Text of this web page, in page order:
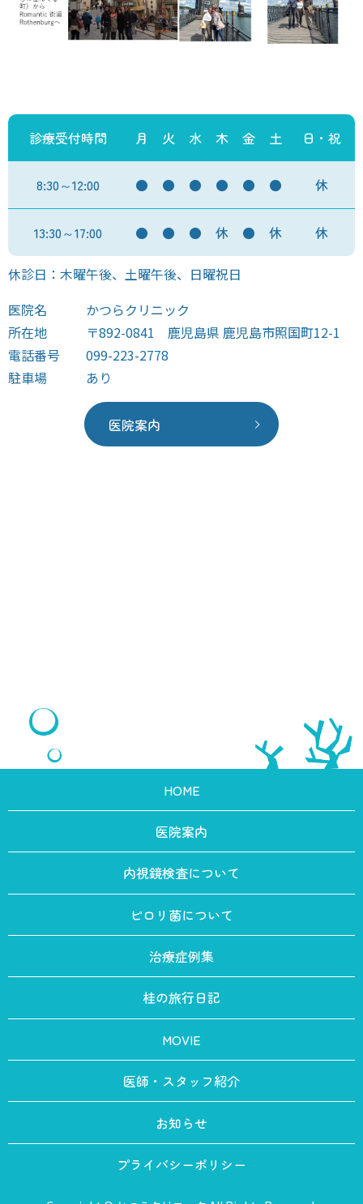
診療受付時間 月 火 水 木 金 土 日・祝
8:30～12:00 ● ● ● ● ● ● 休
13:30～17:00 ● ● ● 休 ● 休 休
休診日：木曜午後、土曜午後、日曜祝日
医院名
かつらクリニック
所在地
〒892-0841 鹿児島県 鹿児島市照国町12-1
電話番号
099-223-2778
駐車場
あり
医院案内
HOME
医院案内
内視鏡検査について
ピロリ菌について
治療症例集
桂の旅行日記
MOVIE
医師・スタッフ紹介
お知らせ
プライバシーポリシー